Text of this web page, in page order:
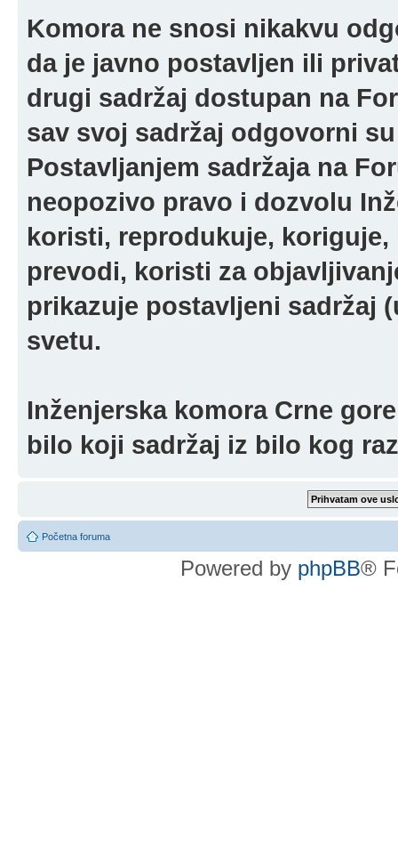
Komora ne snosi nikakvu
da je javno postavljen ili
drugi sadržaj dostupan na
sav svoj sadržaj odgovorni
Postavljanjem sadržaja na
neopozivo pravo i dozvolu
koristi, reprodukuje,
prevodi, koristi za
prikazuje postavljeni sadržaj
svetu.
Inženjerska komora Crne
bilo koji sadržaj iz bilo kog
Početna foruma
Powered by phpBB®